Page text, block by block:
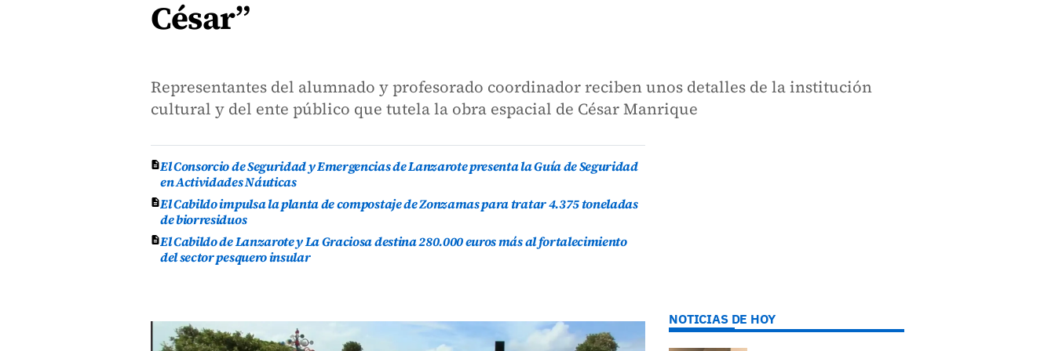
César”
Representantes del alumnado y profesorado coordinador reciben unos detalles de la institución
cultural y del ente público que tutela la obra espacial de César Manrique
El Consorcio de Seguridad y Emergencias de Lanzarote presenta la Guía de Seguridad
en Actividades Náuticas
El Cabildo impulsa la planta de compostaje de Zonzamas para tratar 4.375 toneladas
de biorresiduos
El Cabildo de Lanzarote y La Graciosa destina 280.000 euros más al fortalecimiento
del sector pesquero insular
NOTICIAS DE HOY